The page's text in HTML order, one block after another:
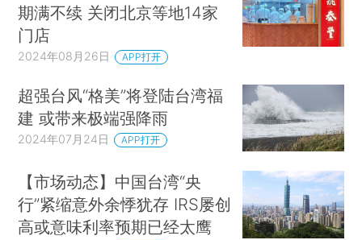
期满不续 关闭北京等地14家
门店
2024年08月26日 APP打开
超强台风“格美”将登陆台湾福
建 或带来极端强降雨
2024年07月24日 APP打开
【市场动态】中国台湾“央
行”紧缩意外余悸犹存 IRS屡创
高或意味利率预期已经太鹰